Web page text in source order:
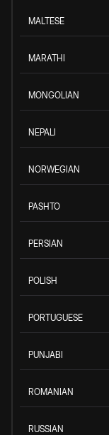
MALTESE
MARATHI
MONGOLIAN
NEPALI
NORWEGIAN
PASHTO
PERSIAN
POLISH
PORTUGUESE
PUNJABI
ROMANIAN
RUSSIAN